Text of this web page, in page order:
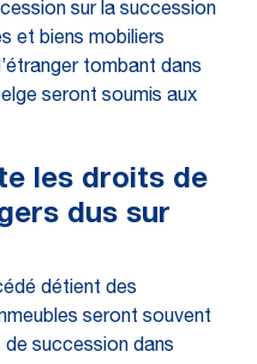
sur la succession
et biens mobiliers
tombant dans
seront soumis aux
les droits de
dus sur
détient des
seront souvent
succession dans